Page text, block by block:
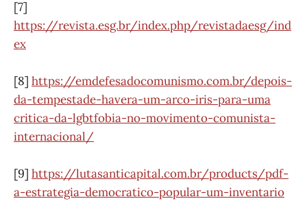
[7]
https://revista.esg.br/index.php/revistadaesg/ind
ex
[8] https://emdefesadocomunismo.com.br/depois-
da-tempestade-havera-um-arco-iris-para-uma
critica-da-lgbtfobia-no-movimento-comunista-
internacional/
[9] https://lutasanticapital.com.br/products/pdf-
a-estrategia-democratico-popular-um-inventario